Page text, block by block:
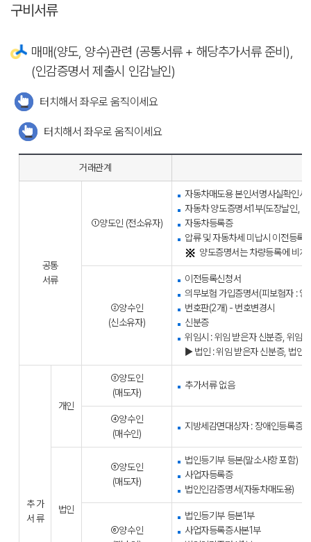
구비서류
매매(양도, 양수)관련 (공통서류 + 해당추가서류 준비),
(인감증명서 제출시 인감날인)
터치해서 좌우로 움직이세요
터치해서 좌우로 움직이세요
거래관계
공통
서류
①양도인 (전소유자)
자동차매도용 본인서명사실확인서
자동차 양도증명서1부(도장날인,
자동차등록증
압류 및 자동차세 미납시 이전등록
양도증명서는 차량등록에 비
②양수인
(신소유자)
이전등록신청서
의무보험 가입증명서(피보험자 : 양
번호판(2개) - 번호변경시
신분증
위임시 : 위임 받은자 신분증, 위임
▶ 법인 : 위임 받은자 신분증, 법인
추가
서 류
개인
③양도인
(매도자)
추가서류 없음
④양수인
(매수인)
지방세감면대상자 : 장애인등록증,
법인
⑤양도인
(매도자)
법인등기부 등본(말소사항 포함)
사업자등록증
법인인감증명서(자동차매도용)
⑥양수인
법인등기부 등본1부
사업자등록증사본1부